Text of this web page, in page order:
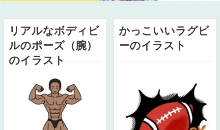
リアルなボディビ
ルのポーズ（腕）
のイラスト
かっこいいラグビ
ーのイラスト